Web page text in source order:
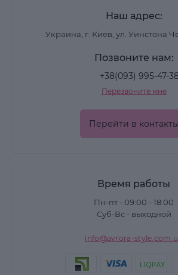
Наш адрес:
Украина, г. Киев, ул. Уинстона
Позвоните нам:
+38(093) 995-47-38
Перезвоните мне
Перейти в контакты
Время работы
Пн-пт - 09:00 - 18:00
Суб-Вс - выходной
info@avrora-